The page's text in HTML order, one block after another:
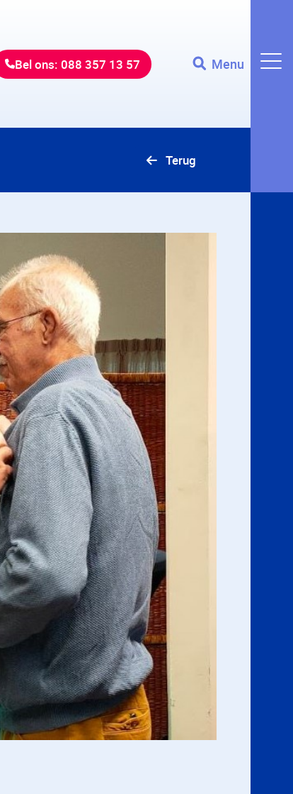
Bel ons: 088 357 13 57 Menu
Terug